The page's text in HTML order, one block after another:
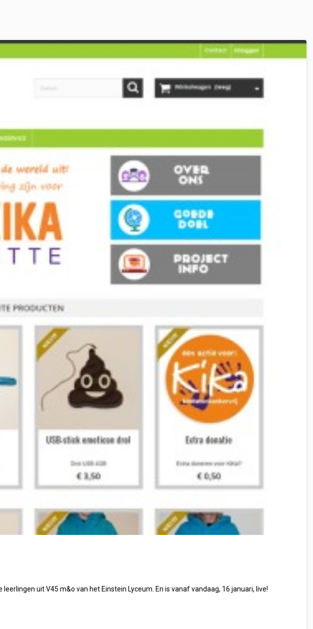
leerlingen uit V45 m&o van het Einstein Lyceum. En is vanaf vandaag, 16 januari, live!